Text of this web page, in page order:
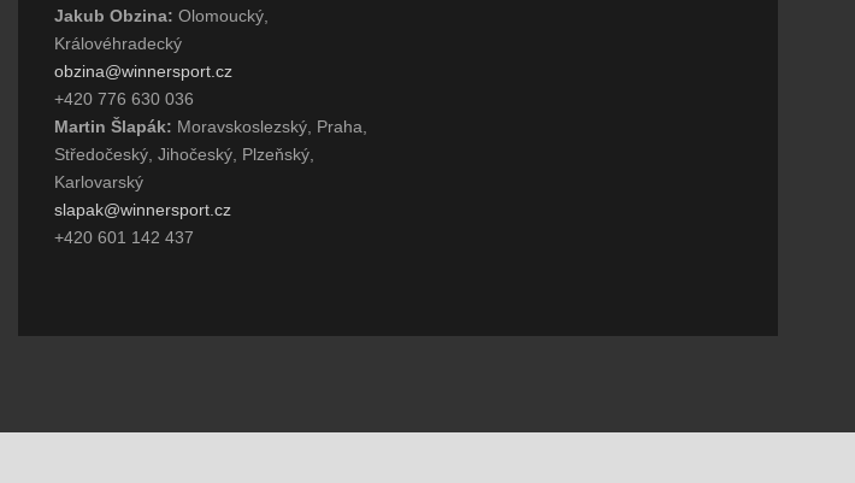
Jakub Obzina: Olomoucký,
Královéhradecký
obzina@winnersport.cz
+420 776 630 036
Martin Šlapák: Moravskoslezský, Praha,
Středočeský, Jihočeský, Plzeňský,
Karlovarský
slapak@winnersport.cz
+420 601 142 437